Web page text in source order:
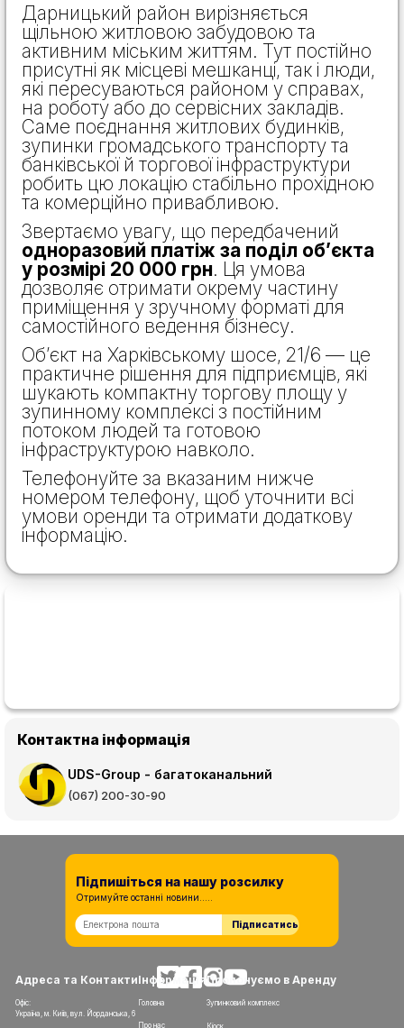
Дарницький район вирізняється
щільною житловою забудовою та
активним міським життям. Тут постійно
присутні як місцеві мешканці, так і люди,
які пересуваються районом у справах,
на роботу або до сервісних закладів.
Саме поєднання житлових будинків,
зупинки громадського транспорту та
банківської й торгової інфраструктури
робить цю локацію стабільно прохідною
та комерційно привабливою.
Звертаємо увагу, що передбачений
одноразовий платіж за поділ об’єкта
у розмірі 20 000 грн. Ця умова
дозволяє отримати окрему частину
приміщення у зручному форматі для
самостійного ведення бізнесу.
Об’єкт на Харківському шосе, 21/6 — це
практичне рішення для підприємців, які
шукають компактну торгову площу у
зупинному комплексі з постійним
потоком людей та готовою
інфраструктурою навколо.
Телефонуйте за вказаним нижче
номером телефону, щоб уточнити всі
умови оренди та отримати додаткову
інформацію.
Контактна інформація
UDS-Group - багатоканальний
(067) 200-30-90
Адреса та Контакти
Офіс:
Україна, м. Київ, вул. Йорданська, 6
Пропонуємо в Аренду
Зупинковий комплекс
Кіоск
Інформація
Головна
Про нас
Підпишіться на нашу розсилку
Отримуйте останні новини.....
Підписатись